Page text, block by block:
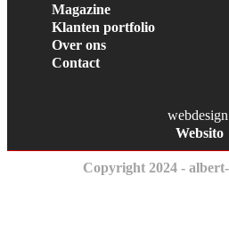
Magazine
Klanten portfolio
Over ons
Contact
Websito
Copyright 2024 -